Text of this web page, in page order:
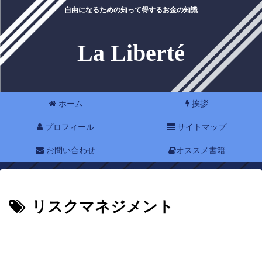
自由になるための知って得するお金の知識
La Liberté
ホーム 挨拶
プロフィール サイトマップ
お問い合わせ オススメ書籍
リスクマネジメント